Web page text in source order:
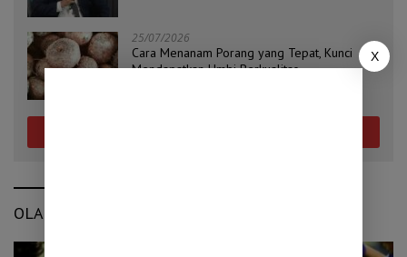
25/07/2026
Cara Menanam Porang yang Tepat, Kunci
Mendapatkan Umbi Berkualitas
OLAHRAGA
X